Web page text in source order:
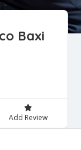
Baxi
Add Review